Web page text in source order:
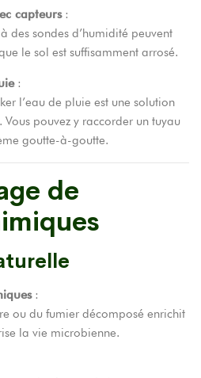
capteurs:
des sondes d’humidité peuvent
le sol est suffisamment arrosé.
:
l’eau de pluie est une solution
pouvez y raccorder un tuyau
goutte-à-goutte.
de
:
ou du fumier décomposé enrichit
la vie microbienne.